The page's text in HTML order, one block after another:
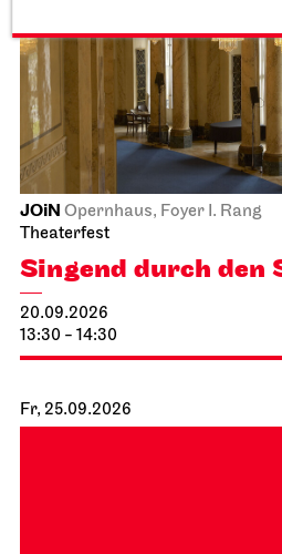
JOiN Opernhaus, Foyer I. Rang
Theaterfest
Singend durch den
20.09.2026
13:30 - 14:30
Fr, 25.09.2026